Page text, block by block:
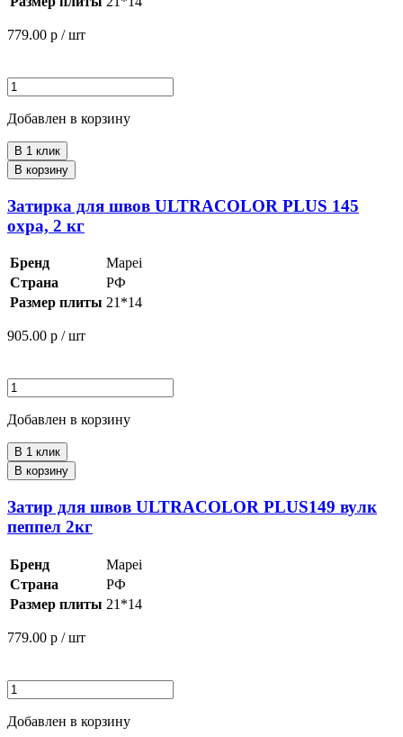
779.00 р / шт
Добавлен в корзину
В 1 клик
В корзину
Затирка для швов ULTRACOLOR PLUS 145
охра, 2 кг
Бренд
Mapei
Страна
РФ
Размер плиты 21*14
905.00 р / шт
Добавлен в корзину
В 1 клик
В корзину
Затир для швов ULTRACOLOR PLUS149 вулк
пеппел 2кг
Бренд
Mapei
Страна
РФ
Размер плиты 21*14
779.00 р / шт
Добавлен в корзину